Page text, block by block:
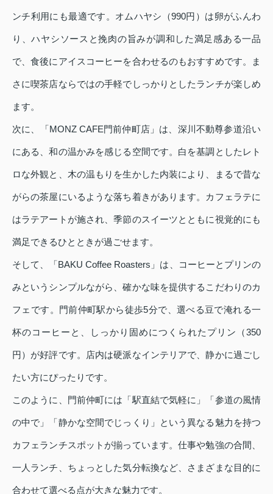
ンチ利用にも最適です。オムハヤシ（990円）は卵がふんわ
り、ハヤシソースと挽肉の旨みが調和した満足感ある一品
で、食後にアイスコーヒーを合わせるのもおすすめです。ま
さに喫茶店ならではの手軽でしっかりとしたランチが楽しめ
ます。
次に、「MONZ CAFE門前仲町店」は、深川不動尊参道沿い
にある、和の温かみを感じる空間です。白を基調としたレト
ロな外観と、木の温もりを生かした内装により、まるで昔な
がらの茶屋にいるような落ち着きがあります。カフェラテに
はラテアートが施され、季節のスイーツとともに視覚的にも
満足できるひとときが過ごせます。
そして、「BAKU Coffee Roasters」は、コーヒーとプリンの
みというシンプルながら、確かな味を提供するこだわりのカ
フェです。門前仲町駅から徒歩5分で、選べる豆で淹れる一
杯のコーヒーと、しっかり固めにつくられたプリン（350
円）が好評です。店内は硬派なインテリアで、静かに過ごし
たい方にぴったりです。
このように、門前仲町には「駅直結で気軽に」「参道の風情
の中で」「静かな空間でじっくり」という異なる魅力を持つ
カフェランチスポットが揃っています。仕事や勉強の合間、
一人ランチ、ちょっとした気分転換など、さまざまな目的に
合わせて選べる点が大きな魅力です。